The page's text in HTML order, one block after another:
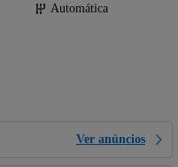
Automática
Ver anúncios